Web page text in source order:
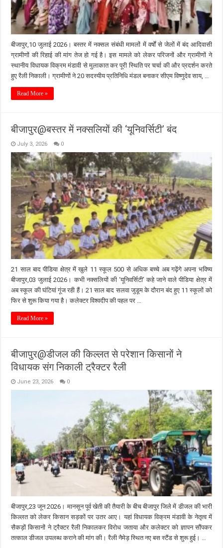
बीजापुर,10 जुलाई 2026। बस्तर में नक्सल संबंधी मामलों में वर्षों से जेलों में बंद आदिवासी
ग्रामीणों की रिहाई की मांग तेज हो गई है। इस मामले को लेकर परिजनों और ग्रामीणों ने
स्थानीय विधायक विक्रम मंडावी से मुलाकात कर पूरी स्थिति पर चर्चा की और प्रदर्शन करते
हुए रैली निकाली। ग्रामीणों ने 20 सदस्यीय प्रतिनिधि मंडल बनाकर सीएम विष्णुदेव साय, …
Read More »
बीजापुर@बस्तर में नक्सलियों की ‘यूनिवर्सिटी’ बंद
July 3, 2026 0
21 साल बाद पीडिया क्षेत्र में खुले 11 स्कूल 500 से अधिक बच्चे अब गढ़ेंगे अपना भविष्य
बीजापुर,03 जुलाई 2026। कभी नक्सलियों की ‘यूनिवर्सिटी’ कहे जाने वाले पीडिया क्षेत्र में
अब स्कूल की घंटियां गूंज रही हैं। 21 साल बाद सलवा जुडूम के दौरान बंद हुए 11 स्कूलों को
फिर से शुरू किया गया है। कलेक्टर विश्वदीप की पहल पर …
Read More »
बीजापुर@डीजल की किल्लत से परेशान किसानों ने
विधायक संग निकाली ट्रैक्टर रैली
June 23, 2026 0
बीजापुर,23 जून 2026। मानसून पूर्व खेती की तैयारी के बीच बीजापुर जिले में डीजल की भारी
किल्लत को लेकर किसान सड़कों पर उतर आए। यहां विधायक विक्रम मंडावी के नेतृत्व में
सैकड़ों किसानों ने ट्रैक्टर रैली निकालकर विरोध जताया और कलेक्टर को ज्ञापन सौंपकर
तत्काल डीजल उपलब्ध कराने की मांग की। रैली नैमेड़ स्थित नए बस स्टैंड से शुरू हुई। …